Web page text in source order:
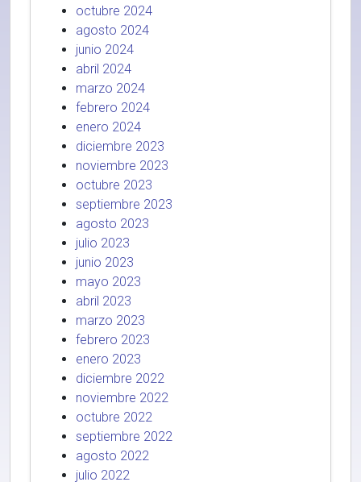
octubre 2024
agosto 2024
junio 2024
abril 2024
marzo 2024
febrero 2024
enero 2024
diciembre 2023
noviembre 2023
octubre 2023
septiembre 2023
agosto 2023
julio 2023
junio 2023
mayo 2023
abril 2023
marzo 2023
febrero 2023
enero 2023
diciembre 2022
noviembre 2022
octubre 2022
septiembre 2022
agosto 2022
julio 2022